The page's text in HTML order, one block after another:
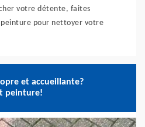
votre détente, faites
peinture pour nettoyer votre
et accueillante?
peinture!